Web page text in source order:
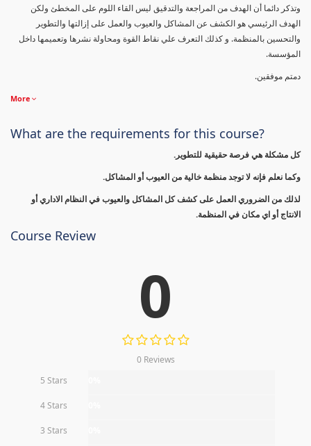
وتذكر دائما أن الهدف من المراجعة والتدقيق ليس القاء اللوم على المخطئ ولكن
الهدف الرئيسي هو الكشف عن المشاكل والعيوب والعمل على إزالتها والتطوير
والتحسين بالمنظمة. و كذلك التعرف علي نقاط القوة ومحاولة نشرها وتعميمها داخل
المؤسسة.
دمتم موفقين.
More
What are the requirements for this course?
كل مشكلة هي فرصة حقيقية للتطوير.
وكما نعلم فإنه لا توجد منظمة خالية من العيوب أو المشاكل.
لذلك من الضروري العمل على كشف كل المشاكل والعيوب في النظام الاداري أو
الانتاج أو اي مكان في المنظمة.
Course Review
0
0 Reviews
5 Stars
4 Stars
3 Stars